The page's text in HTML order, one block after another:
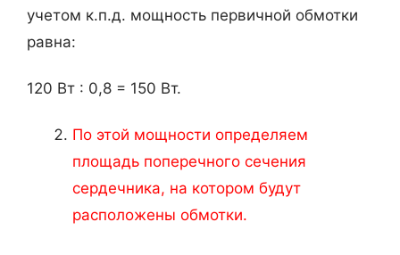
учетом к.п.д. мощность первичной обмотки
равна:
120 Вт : 0,8 = 150 Вт.
По этой мощности определяем
площадь поперечного сечения
сердечника, на котором будут
расположены обмотки.